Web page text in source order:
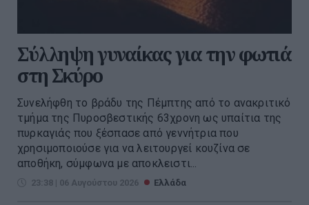
Σύλληψη γυναίκας για την φωτιά
στη Σκύρο
Συνελήφθη το βράδυ της Πέμπτης από το ανακριτικό
τμήμα της Πυροσβεστικής 63χρονη ως υπαίτια της
πυρκαγιάς που ξέσπασε από γεννήτρια που
χρησιμοποιούσε για να λειτουργεί κουζίνα σε
αποθήκη, σύμφωνα με αποκλειστι...
23:38 | 06 Αυγούστου 2026 Ελλάδα